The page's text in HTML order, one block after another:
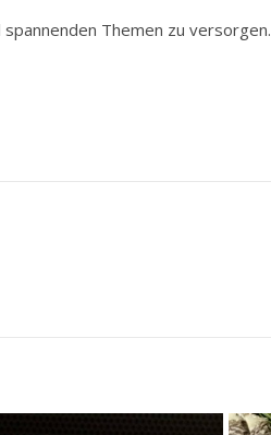
Themen zu versorgen.